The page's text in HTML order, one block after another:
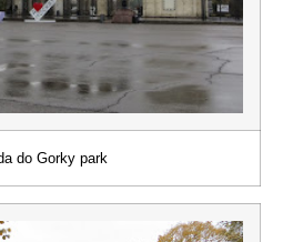
do Gorky park